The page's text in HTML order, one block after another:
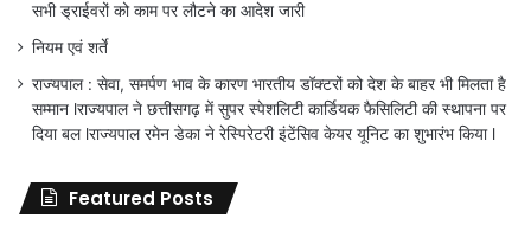
सभी ड्राईवरों को काम पर लौटने का आदेश जारी
नियम एवं शर्ते
राज्यपाल : सेवा, समर्पण भाव के कारण भारतीय डॉक्टरों को देश के बाहर भी मिलता है
सम्मान lराज्यपाल ने छत्तीसगढ़ में सुपर स्पेशलिटी कार्डियक फैसिलिटी की स्थापना पर
दिया बल lराज्यपाल रमेन डेका ने रेस्पिरेटरी इंटेंसिव केयर यूनिट का शुभारंभ किया l
Featured Posts